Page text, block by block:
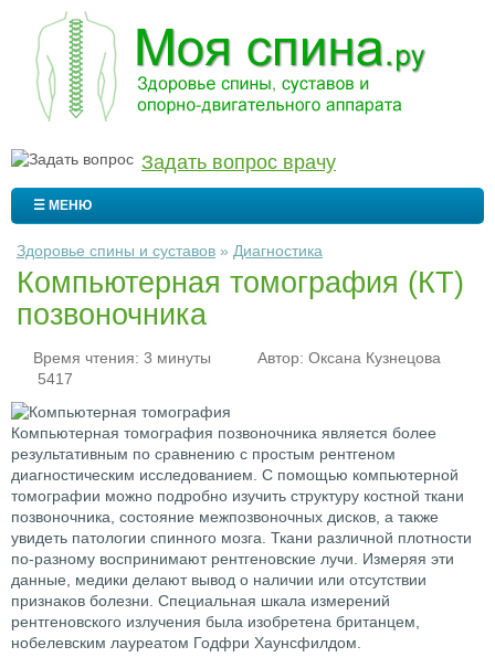
Задать вопрос врачу
☰ МЕНЮ
Здоровье спины и суставов » Диагностика
Компьютерная томография (КТ)
позвоночника
Время чтения: 3 минуты Автор: Оксана Кузнецова
5417
Компьютерная томография позвоночника является более
результативным по сравнению с простым рентгеном
диагностическим исследованием. С помощью компьютерной
томографии можно подробно изучить структуру костной ткани
позвоночника, состояние межпозвоночных дисков, а также
увидеть патологии спинного мозга. Ткани различной плотности
по-разному воспринимают рентгеновские лучи. Измеряя эти
данные, медики делают вывод о наличии или отсутствии
признаков болезни. Специальная шкала измерений
рентгеновского излучения была изобретена британцем,
нобелевским лауреатом Годфри Хаунсфилдом.